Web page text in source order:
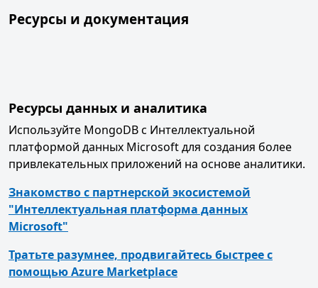
Ресурсы и документация
Ресурсы данных и аналитика
Используйте MongoDB с Интеллектуальной
платформой данных Microsoft для создания более
привлекательных приложений на основе аналитики.
Знакомство с партнерской экосистемой
"Интеллектуальная платформа данных
Microsoft"
Тратьте разумнее, продвигайтесь быстрее с
помощью Azure Marketplace